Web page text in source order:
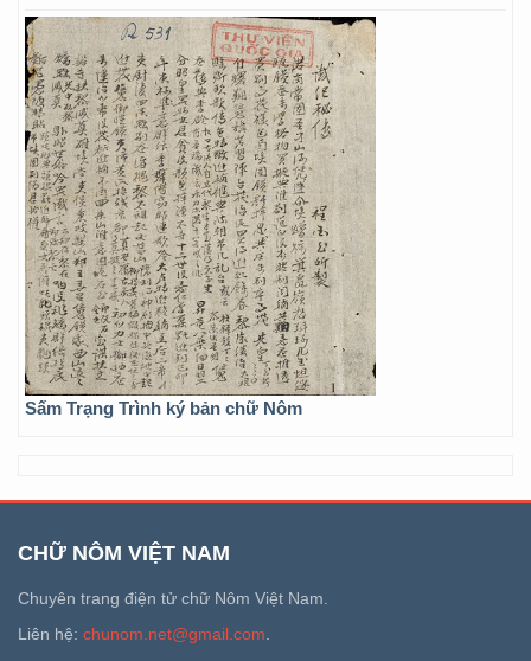
Sấm Trạng Trình ký bản chữ Nôm
CHỮ NÔM VIỆT NAM
Chuyên trang điện tử chữ Nôm Việt Nam.
Liên hệ: chunom.net@gmail.com